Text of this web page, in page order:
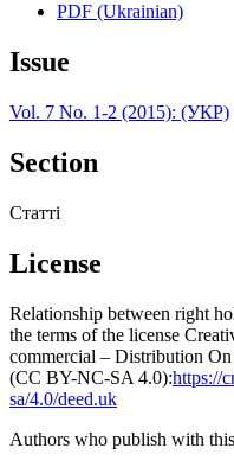
PDF (Ukrainian)
Issue
Vol. 7 No. 1-2 (2015): (УКР)
Section
Статті
License
Relationship between right
the terms of the license
commercial – Distribution
(CC BY-NC-SA 4.0):https://
sa/4.0/deed.uk
Authors who publish with